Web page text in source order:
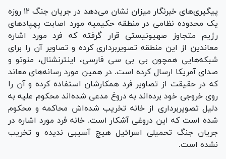
پیگیری‌های خبرنگار میزان نشان می‌دهد در جریان جنگ ۱۲ روزه
یک محدوده نظامی در منطقه حکیمیه مورد اصابت پهپاد‌های
رژیم متجاوز صهیونیستی قرار گرفته که فرد مورد اشاره
معاندین از این منطقه تصویربرداری کرده و تصاویر آن را برای
شبکه‌هایی همچون بی بی سی فارسی، اینترنشنال، منوتو و
صدای آمریکا ارسال کرده است. در همین مورد رسانه‌های معاند
که در حقیقت از تصاویر فرد همکارشان استفاده کرده و آن را
روی خروجی خود برده‌اند به دروغ مدعی شده‌اند محکوم علیه به
دلیل تصویربرداری از خانه تخریب شده‌اش محاکمه و محکوم
شده است که این دروغی آشکار است. خانه فرد مورد اشاره در
جریان جنگ تحمیلی اسرائیل هیچ آسیبی ندیده و تخریب
نشده است.